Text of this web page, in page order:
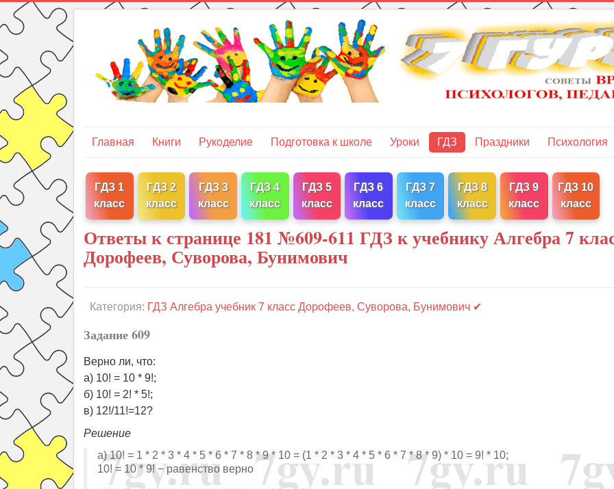
Главная Книги Рукоделие Подготовка к школе Уроки ГДЗ Праздники Психология
ГДЗ 1
класс
ГДЗ 2
класс
ГДЗ 3
класс
ГДЗ 4
класс
ГДЗ 5
класс
ГДЗ 6
класс
ГДЗ 7
класс
ГДЗ 8
класс
ГДЗ 9
класс
ГДЗ 10
класс
Ответы к странице 181 №609-611 ГДЗ к учебнику Алгебра 7
Дорофеев, Суворова, Бунимович
Категория: ГДЗ Алгебра учебник 7 класс Дорофеев, Суворова, Бунимович ✔
Задание 609
Верно ли, что:
а) 10! = 10 * 9!;
б) 10! = 2! * 5!;
в) 12!/11!=12?
Решение
а) 10! = 1 * 2 * 3 * 4 * 5 * 6 * 7 * 8 * 9 * 10 = (1 * 2 * 3 * 4 * 5 * 6 * 7 * 8 * 9) * 10 = 9! * 10;
10! = 10 * 9! − равенство верно